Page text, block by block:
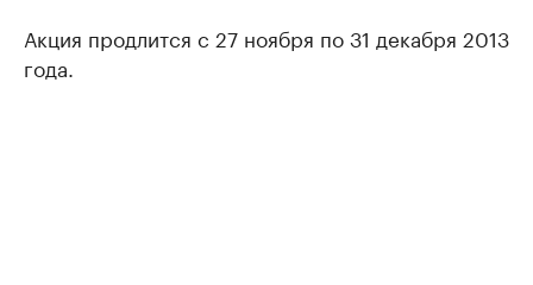
Акция продлится с 27 ноября по 31 декабря 2013
года.